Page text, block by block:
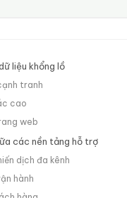
liệu khổng lồ
tranh
cao
web
các nền tảng hỗ trợ
dịch đa kênh
hành